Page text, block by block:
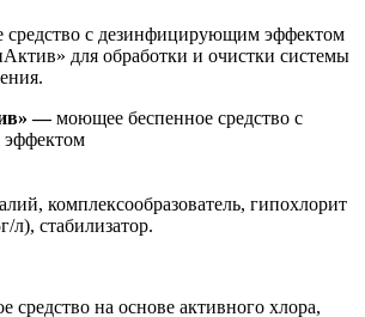
средство с дезинфицирующим эффектом
для обработки и очистки системы
—моющее беспенное средство с
комплексообразователь, гипохлорит
л), стабилизатор.
средство на основе активного хлора,